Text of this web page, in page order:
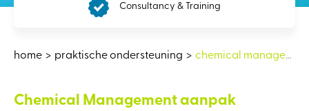
Consultancy & Training
home praktische ondersteuning chemical management aanpak
Chemical Management aanpak